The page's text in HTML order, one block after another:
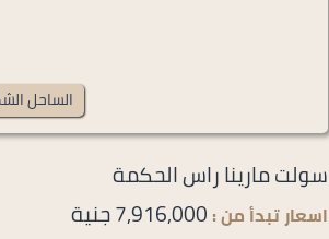
الساحل
سولت مارينا راس الحكمة
اسعار تبدأ من : 7,916,000 جنية